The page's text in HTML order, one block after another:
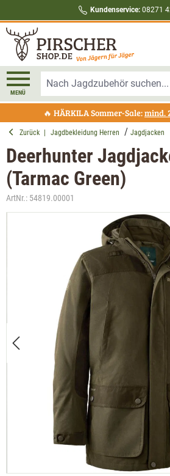
Kundenservice: 08271
MENÜ
🔥 HÄRKILA Sommer-Sale:mind.
Zurück Jagdbekleidung Herren Jagdjacken
Deerhunter
(Tarmac Green)
ArtNr.: 54819.00001
Bildergalerie überspringen